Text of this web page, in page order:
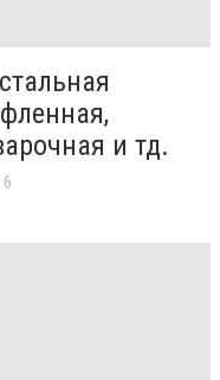
и тд.
6